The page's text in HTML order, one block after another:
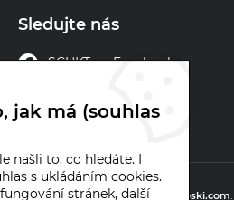
Sledujte nás
SCHKT na Facebooku
© 2026 chlazeni.cz
Webové stránkyvytvořilo Poski.com
jak má (souhlas
našli to, co hledáte. I
s ukládáním cookies.
stránek, další